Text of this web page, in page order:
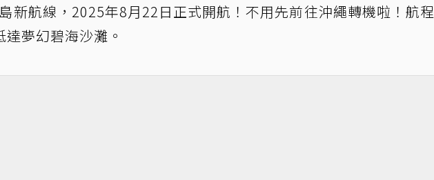
新航線，2025年8月22日正式開航！不用先前往沖繩轉機啦！航程
夢幻碧海沙灘。